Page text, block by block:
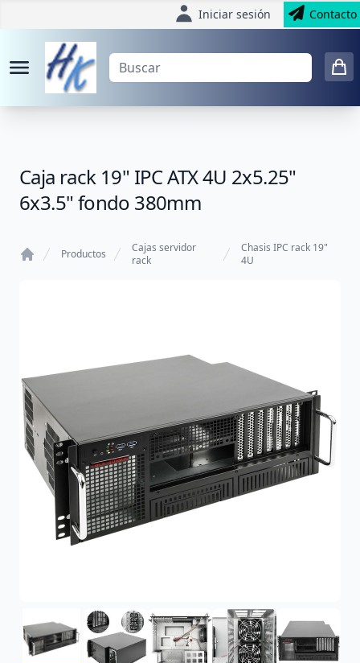
Iniciar sesión Contacto
Caja rack 19" IPC ATX 4U 2x5.25"
6x3.5" fondo 380mm
Productos
Cajas servidor
rack
Chasis IPC rack 19"
4U